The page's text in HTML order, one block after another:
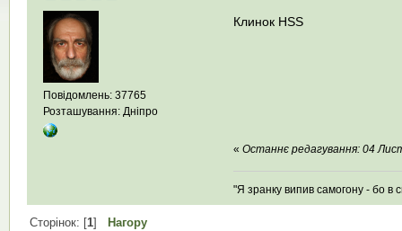
Повідомлень: 37765
Розташування: Дніпро
Клинок HSS
«Останнє редагування: 04
"Я зранку випив самогону - бо в
Сторінок: [1] Нагору